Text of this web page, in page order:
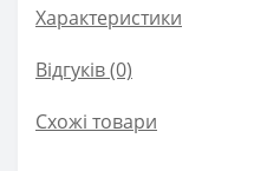
Характеристики
Відгуків (0)
Схожі товари